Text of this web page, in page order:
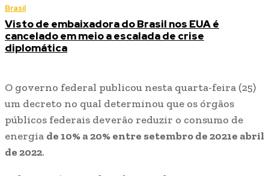
Brasil
Visto de embaixadora do Brasil nos EUA é
cancelado em meio a escalada de crise
diplomática
O governo federal publicou nesta quarta-feira (25)
um decreto no qual determinou que os órgãos
públicos federais deverão reduzir o consumo de
energia de 10% a 20% entre setembro de 2021e abril
de 2022.